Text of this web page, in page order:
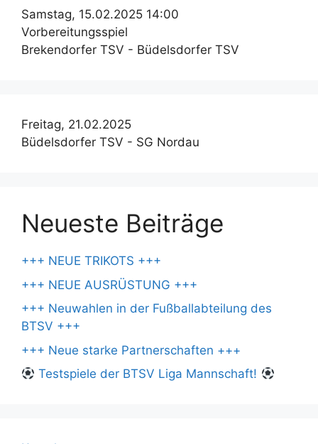
Samstag, 15.02.2025 14:00
Vorbereitungsspiel
Brekendorfer TSV - Büdelsdorfer TSV
Freitag, 21.02.2025
Büdelsdorfer TSV - SG Nordau
Neueste Beiträge
+++ NEUE TRIKOTS +++
+++ NEUE AUSRÜSTUNG +++
+++ Neuwahlen in der Fußballabteilung des
BTSV +++
+++ Neue starke Partnerschaften +++
Testspiele der BTSV Liga Mannschaft!